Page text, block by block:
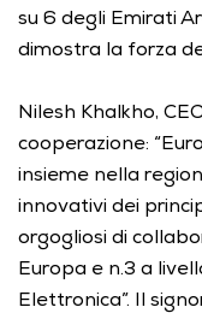
su 6 degli Emirati
dimostra la forza
Nilesh Khalkho,
cooperazione:
insieme nella
innovativi dei
orgogliosi di
Europa e n.3 a
Elettronica”. Il